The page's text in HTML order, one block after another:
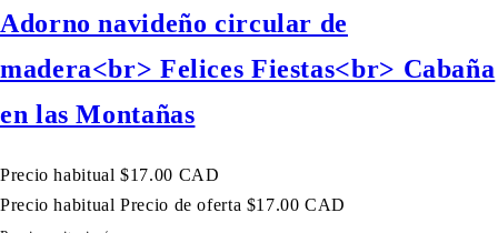
Adorno navideño circular de
madera<br> Felices Fiestas<br> Cabaña
en las Montañas
Precio habitual $17.00 CAD
Precio habitual Precio de oferta $17.00 CAD